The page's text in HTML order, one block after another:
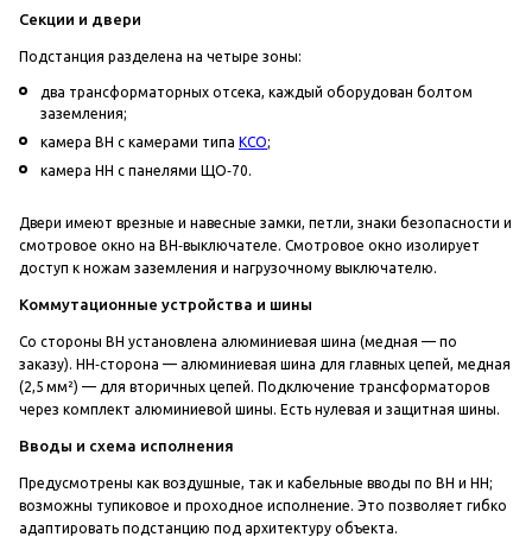
Секции и двери
Подстанция разделена на четыре зоны:
два трансформаторных отсека, каждый оборудован болтом
заземления;
камера ВН с камерами типа КСО;
камера НН с панелями ЩО‑70.
Двери имеют врезные и навесные замки, петли, знаки безопасности и
смотровое окно на ВН‑выключателе. Смотровое окно изолирует
доступ к ножам заземления и нагрузочному выключателю.
Коммутационные устройства и шины
Со стороны ВН установлена алюминиевая шина (медная — по
заказу). НН‑сторона — алюминиевая шина для главных цепей, медная
(2,5 мм²) — для вторичных цепей. Подключение трансформаторов
через комплект алюминиевой шины. Есть нулевая и защитная шины.
Вводы и схема исполнения
Предусмотрены как воздушные, так и кабельные вводы по ВН и НН;
возможны тупиковое и проходное исполнение. Это позволяет гибко
адаптировать подстанцию под архитектуру объекта.